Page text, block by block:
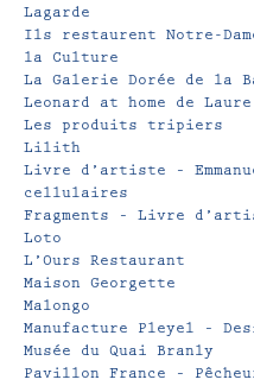
Lagarde
Ils restaurent Notre-
la Culture
La Galerie Dorée de la
Leonard at home de
Les produits tripiers
Lilith
Livre d’artiste –
cellulaires
Fragments – Livre
Loto
L’Ours Restaurant
Maison Georgette
Malongo
Manufacture Pleyel –
Musée du Quai Branly
Pavillon France –